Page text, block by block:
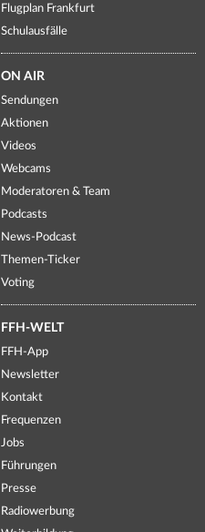
Flugplan Frankfurt
Schulausfälle
ON AIR
Sendungen
Aktionen
Videos
Webcams
Moderatoren & Team
Podcasts
News-Podcast
Themen-Ticker
Voting
FFH-WELT
FFH-App
Newsletter
Kontakt
Frequenzen
Jobs
Führungen
Presse
Radiowerbung